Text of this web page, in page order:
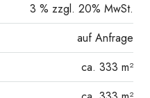
3 % zzgl. 20% MwSt.
auf Anfrage
ca. 333 m²